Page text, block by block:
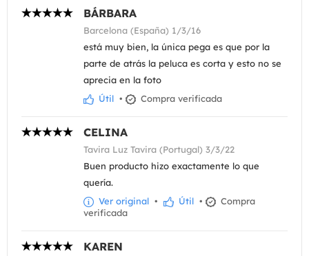
BÁRBARA
Barcelona (España) 1/3/16
está muy bien, la única pega es que por la
parte de atrás la peluca es corta y esto no se
aprecia en la foto
Útil • Compra verificada
CELINA
Tavira Luz Tavira (Portugal) 3/3/22
Buen producto hizo exactamente lo que
quería.
Ver original • Útil •
Compra
verificada
KAREN